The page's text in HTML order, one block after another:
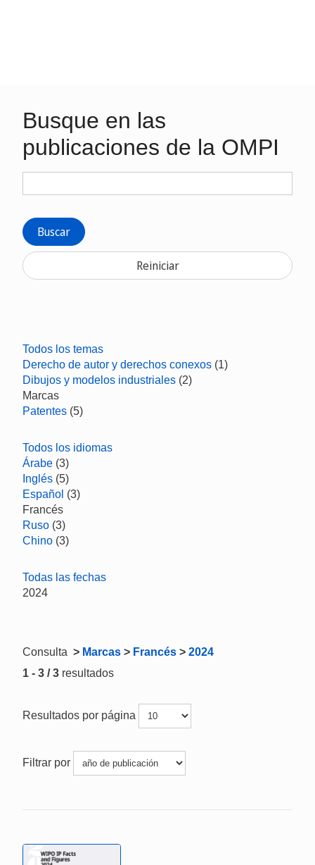
Busque en las
publicaciones de la OMPI
Buscar
Reiniciar
Todos los temas
Derecho de autor y derechos conexos (1)
Dibujos y modelos industriales (2)
Marcas
Patentes (5)
Todos los idiomas
Árabe (3)
Inglés (5)
Español (3)
Francés
Ruso (3)
Chino (3)
Todas las fechas
2024
Consulta > Marcas > Francés > 2024
1 - 3 / 3 resultados
Resultados por página
Filtrar por